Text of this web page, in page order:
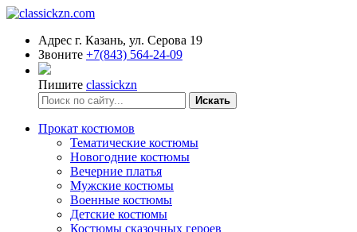
Адрес г. Казань, ул. Серова 19
Звоните +7(843) 564-24-09
Пишите classickzn
Искать
Прокат костюмов
Тематические костюмы
Новогодние костюмы
Вечерние платья
Мужские костюмы
Военные костюмы
Детские костюмы
Костюмы сказочных героев